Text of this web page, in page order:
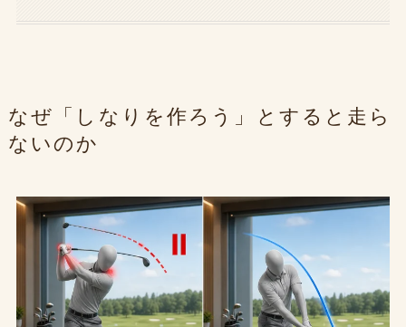
なぜ「しなりを作ろう」とすると走ら
ないのか